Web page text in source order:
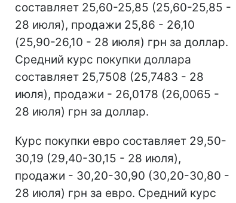
составляет 25,60-25,85 (25,60-25,85 -
28 июля), продажи 25,86 - 26,10
(25,90-26,10 - 28 июля) грн за доллар.
Средний курс покупки доллара
составляет 25,7508 (25,7483 - 28
июля), продажи - 26,0178 (26,0065 -
28 июля) грн за доллар.
Курс покупки евро составляет 29,50-
30,19 (29,40-30,15 - 28 июля),
продажи - 30,20-30,90 (30,20-30,80 -
28 июля) грн за евро. Средний курс